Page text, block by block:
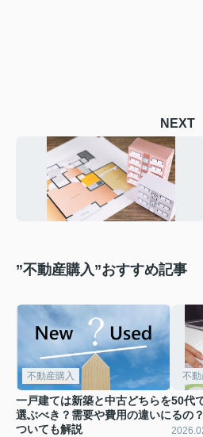
NEXT
”不動産購入”おすすめ記事
不動産購入
一戸建ては新築と中古どちらを
選ぶべき？需要や費用の違いに
ついても解説
不動
50代
るの